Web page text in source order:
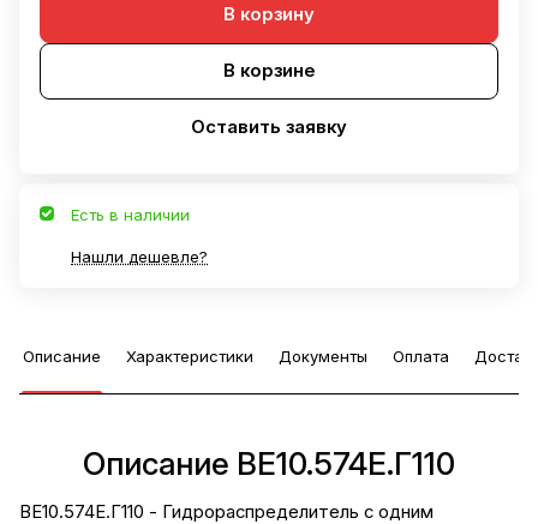
В корзину
В корзине
Оставить заявку
Есть в наличии
Нашли дешевле?
Описание Характеристики Документы Оплата
Описание ВЕ10.574Е.Г110
ВЕ10.574Е.Г110 - Гидрораспределитель с одним